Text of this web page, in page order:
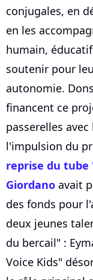
conjugales, en
en les
humain,
soutenir pour
autonomie.
financent ce
passerelles
l'impulsion du
reprise du tube
Giordano avait
des fonds pour
deux jeunes
du bercail" :
Voice Kids"